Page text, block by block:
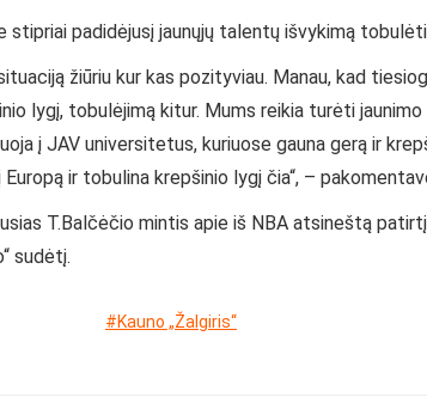
stipriai padidėjusį jaunųjų talentų išvykimą tobulėti
žiūriu kur kas pozityviau. Manau, kad
lygį, tobulėjimą kitur. Mums reikia turėti
į JAV universitetus, kuriuose gauna gerą ir
ir tobulina krepšinio lygį čia“, –
T.Balčėčio mintis apie iš NBA atsineštą
sudėtį.
#Kauno „Žalgiris“